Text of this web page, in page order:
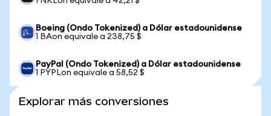
Boeing (Ondo Tokenized) a Dólar estadounidense
1 BAon equivale a 238,75 $
PayPal (Ondo Tokenized) a Dólar estadounidense
1 PYPLon equivale a 58,52 $
Explorar más conversiones